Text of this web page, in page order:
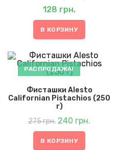
128 грн.
В КОРЗИНУ
РАСПРОДАЖА!
Фисташки Alesto
Californian Pistachios (250
г)
275грн. Первоначальная
цена
составляла
275 грн..
240 грн.
В КОРЗИНУ